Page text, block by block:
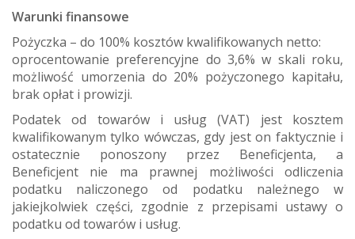
Warunki finansowe
Pożyczka – do 100% kosztów kwalifikowanych netto:
oprocentowanie preferencyjne do 3,6% w skali roku,
możliwość umorzenia do 20% pożyczonego kapitału,
brak opłat i prowizji.
Podatek od towarów i usług (VAT) jest kosztem
kwalifikowanym tylko wówczas, gdy jest on faktycznie i
ostatecznie ponoszony przez Beneficjenta, a
Beneficjent nie ma prawnej możliwości odliczenia
podatku naliczonego od podatku należnego w
jakiejkolwiek części, zgodnie z przepisami ustawy o
podatku od towarów i usług.